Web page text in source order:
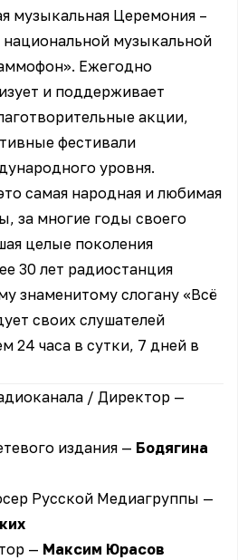
музыкальная Церемония –
музыкальной
Ежегодно
и поддерживает
акции,
фестивали
уровня.
самая народная и любимая
за многие годы своего
целые поколения
30 лет радиостанция
знаменитому слогану «Всё
своих слушателей
24 часа в сутки, 7 дней в
/ Директор —
издания — Бодягина
Русской Медиагруппы —
— Максим Юрасов